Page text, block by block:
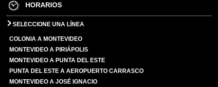
HORARIOS
SELECCIONE UNA LÍNEA
COLONIA A MONTEVIDEO
MONTEVIDEO A PIRIÁPOLIS
MONTEVIDEO A PUNTA DEL ESTE
PUNTA DEL ESTE A AEROPUERTO CARRASCO
MONTEVIDEO A JOSÉ IGNACIO